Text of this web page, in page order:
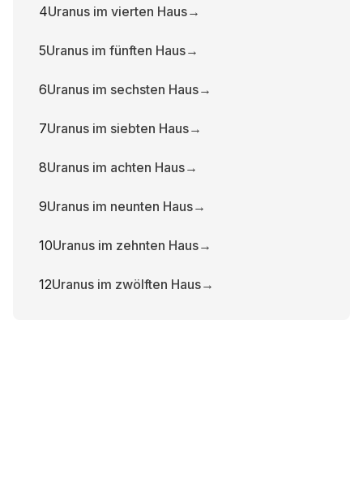
4Uranus im vierten Haus→
5Uranus im fünften Haus→
6Uranus im sechsten Haus→
7Uranus im siebten Haus→
8Uranus im achten Haus→
9Uranus im neunten Haus→
10Uranus im zehnten Haus→
12Uranus im zwölften Haus→